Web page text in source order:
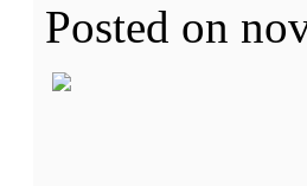
Posted on